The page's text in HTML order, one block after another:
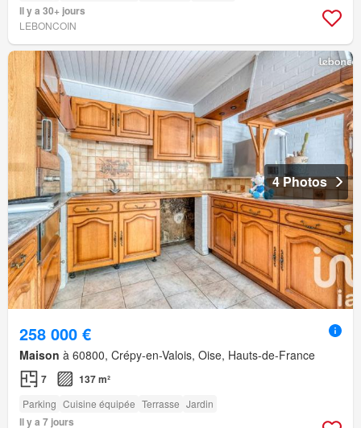
Il y a 30+ jours
LEBONCOIN
4 Photos
258 000 €
Maison à 60800, Crépy-en-Valois, Oise, Hauts-de-France
7 137 m²
Parking Cuisine équipée Terrasse Jardin
Il y a 7 jours